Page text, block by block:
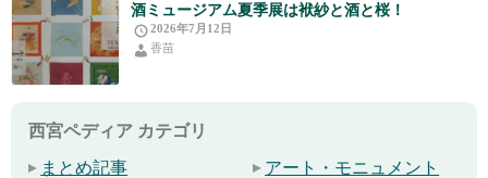
酒ミュージアム夏季展は袱紗と酒と桜！
2026年7月12日
香苗
西宮ペディア カテゴリ
まとめ記事
アート・モニュメント